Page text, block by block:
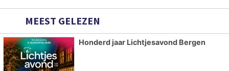
MEEST GELEZEN
Honderd jaar Lichtjesavond Bergen